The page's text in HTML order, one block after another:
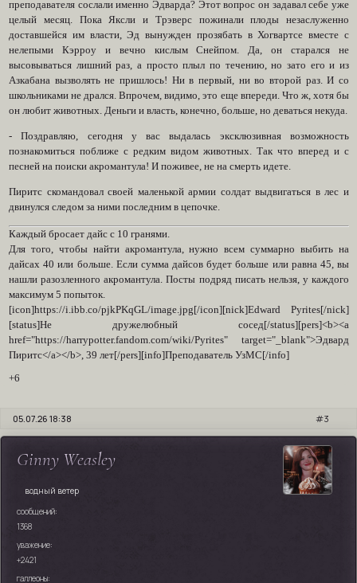
преподавателя сослали именно Эдварда? Этот вопрос он задавал себе уже
целый месяц. Пока Яксли и Трэверс пожинали плоды незаслуженно
доставшейся им власти, Эд вынужден прозябать в Хогвартсе вместе с
нелепыми Кэрроу и вечно кислым Снейпом. Да, он старался не
высовываться лишний раз, а просто плыл по течению, но зато его и из
Азкабана вызволять не пришлось! Ни в первый, ни во второй раз. И со
школьниками не дрался. Впрочем, видимо, это еще впереди. Что ж, хотя бы
он любит животных. Деньги и власть, конечно, больше, но деваться некуда.
- Поздравляю, сегодня у вас выдалась эксклюзивная возможность
познакомиться поближе с редким видом животных. Так что вперед и с
песней на поиски акромантула! И поживее, не на смерть идете.
Пиритс скомандовал своей маленькой армии солдат выдвигаться в лес и
двинулся следом за ними последним в цепочке.
Каждый бросает дайс с 10 гранями.
Для того, чтобы найти акромантула, нужно всем суммарно выбить на
дайсах 40 или больше. Если сумма дайсов будет больше или равна 45, вы
нашли разозленного акромантула. Посты подряд писать нельзя, у каждого
максимум 5 попыток.
[icon]https://i.ibb.co/pjkPKqGL/image.jpg[/icon][nick]Edward Pyrites[/nick]
[status]Не дружелюбный сосед[/status][pers]<b><a
href="https://harrypotter.fandom.com/wiki/Pyrites" target="_blank">Эдвард
Пиритс</a></b>, 39 лет[/pers][info]Преподаватель УзМС[/info]
+6
3
05.07.26 18:38
Ginny Weasley
водный ветер
сообщений:
1368
уважение:
+2421
галлеоны: